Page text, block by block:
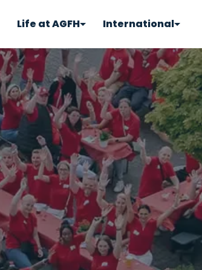
Life at AGFH International